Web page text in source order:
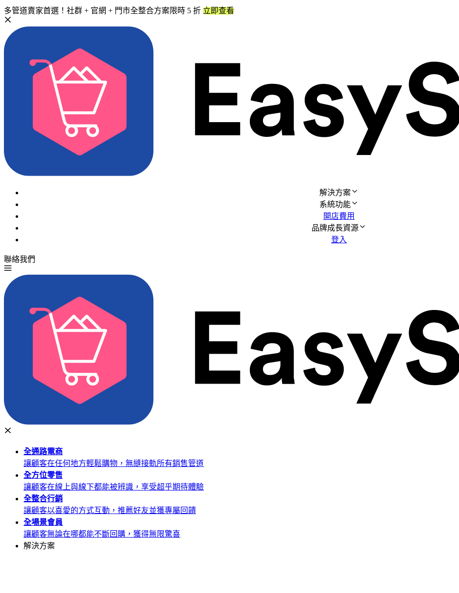
多管道賣家首選！社群 + 官網 + 門市全整合方案限時 5 折 立即查看
解決方案
系統功能
開店費用
品牌成長資源
登入
聯絡我們
全通路電商
讓顧客在任何地方輕鬆購物，無縫接軌所有銷售管道
全方位零售
讓顧客在線上與線下都能被辨識，享受超乎期待體驗
全整合行銷
讓顧客以喜愛的方式互動，推薦好友並獲專屬回饋
全場景會員
讓顧客無論在哪都能不斷回購，獲得無限驚喜
解決方案